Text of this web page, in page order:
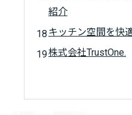
紹介
キッチン空間を快
株式会社TrustOne.